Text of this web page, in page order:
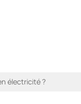
électricité ?